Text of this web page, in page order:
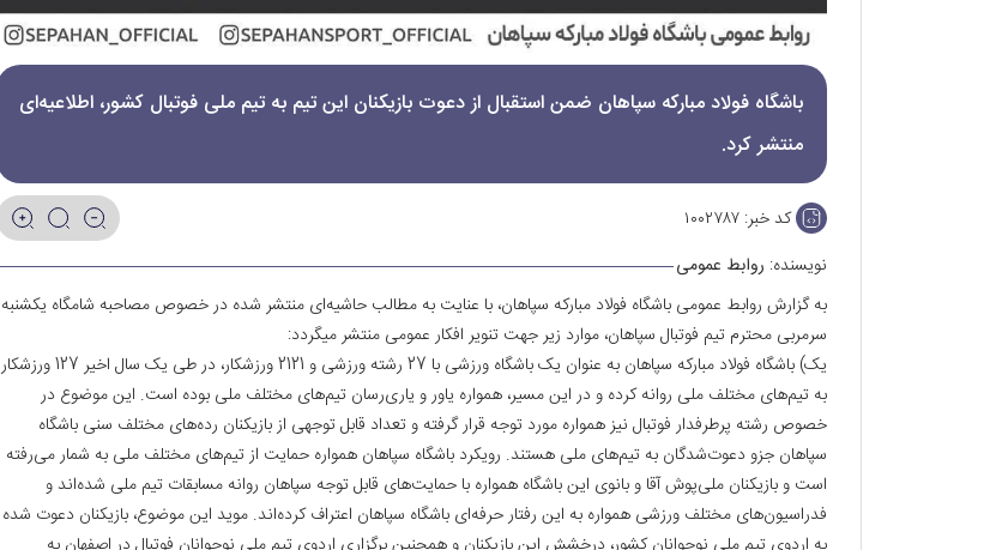
باشگاه فولاد مبارکه سپاهان ضمن استقبال از دعوت بازیکنان این تیم به تیم ملی فوتبال کشور، اطلاعیه‌ای
منتشر کرد.
کد خبر: ۱۰۰۲۷۸۷
نویسنده: روابط عمومی
به گزارش روابط عمومی باشگاه فولاد مبارکه سپاهان، با عنایت به مطالب حاشیه‌ای منتشر شده در خصوص مصاحبه شامگاه یکشنبه
سرمربی محترم تیم فوتبال سپاهان، موارد زیر جهت تنویر افکار عمومی منتشر می‎گردد:
یک) باشگاه فولاد مبارکه سپاهان به عنوان یک باشگاه ورزشی با 27 رشته ورزشی و 2121 ورزشکار، در طی یک سال اخیر 127 ورزشکار
به تیم‌های مختلف ملی روانه کرده و در این مسیر، همواره یاور و یاری‌رسان تیم‌های مختلف ملی بوده است. این موضوع در
خصوص رشته پرطرفدار فوتبال نیز همواره مورد توجه قرار گرفته و تعداد قابل توجهی از بازیکنان رده‌های مختلف سنی باشگاه
سپاهان جزو دعوت‌شدگان به تیم‌های ملی هستند. رویکرد باشگاه سپاهان همواره حمایت از تیم‌های مختلف ملی به شمار می‌رفته
است و بازیکنان ملی‌پوش آقا و بانوی این باشگاه همواره با حمایت‌های قابل توجه سپاهان روانه مسابقات تیم ملی شده‌اند و
فدراسیون‌های مختلف ورزشی همواره به این رفتار حرفه‌ای باشگاه سپاهان اعتراف کرده‌اند. موید این موضوع، بازیکنان دعوت شده